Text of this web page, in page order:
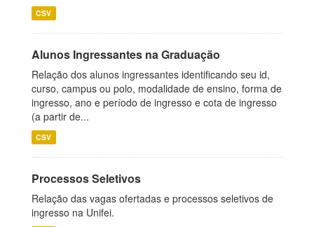
CSV
Alunos Ingressantes na Graduação
Relação dos alunos ingressantes identificando seu id,
curso, campus ou polo, modalidade de ensino, forma de
ingresso, ano e período de ingresso e cota de ingresso
(a partir de...
CSV
Processos Seletivos
Relação das vagas ofertadas e processos seletivos de
ingresso na Unifei.